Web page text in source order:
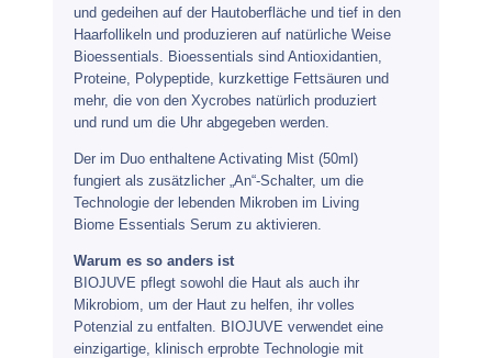
und gedeihen auf der Hautoberfläche und tief in den
Haarfollikeln und produzieren auf natürliche Weise
Bioessentials. Bioessentials sind Antioxidantien,
Proteine, Polypeptide, kurzkettige Fettsäuren und
mehr, die von den Xycrobes natürlich produziert
und rund um die Uhr abgegeben werden.
Der im Duo enthaltene Activating Mist (50ml)
fungiert als zusätzlicher „An“-Schalter, um die
Technologie der lebenden Mikroben im Living
Biome Essentials Serum zu aktivieren.
Warum es so anders ist
BIOJUVE pflegt sowohl die Haut als auch ihr
Mikrobiom, um der Haut zu helfen, ihr volles
Potenzial zu entfalten. BIOJUVE verwendet eine
einzigartige, klinisch erprobte Technologie mit